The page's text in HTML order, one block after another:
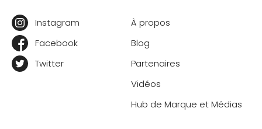
Instagram
Facebook
Twitter
À propos
Blog
Partenaires
Vidéos
Hub de Marque et Médias